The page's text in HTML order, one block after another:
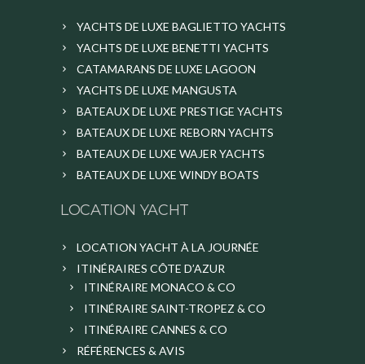
YACHTS DE LUXE BAGLIETTO YACHTS
YACHTS DE LUXE BENETTI YACHTS
CATAMARANS DE LUXE LAGOON
YACHTS DE LUXE MANGUSTA
BATEAUX DE LUXE PRESTIGE YACHTS
BATEAUX DE LUXE REBORN YACHTS
BATEAUX DE LUXE WAJER YACHTS
BATEAUX DE LUXE WINDY BOATS
LOCATION YACHT
LOCATION YACHT À LA JOURNÉE
ITINÉRAIRES CÔTE D’AZUR
ITINÉRAIRE MONACO & CO
ITINÉRAIRE SAINT-TROPEZ & CO
ITINÉRAIRE CANNES & CO
RÉFÉRENCES & AVIS